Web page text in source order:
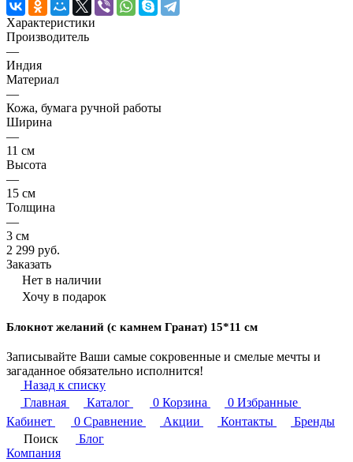
Характеристики
Производитель
—
Индия
Материал
—
Кожа, бумага ручной работы
Ширина
—
11 см
Высота
—
15 см
Толщина
—
3 см
2 299 руб.
Заказать
Нет в наличии
Хочу в подарок
Блокнот желаний (с камнем Гранат) 15*11 см
Записывайте Ваши самые сокровенные и смелые мечты и
загаданное обязательно исполнится!
Назад к списку
Главная
Каталог 0 Корзина 0 Избранные
Кабинет
0 Сравнение Акции Контакты
Бренды
Поиск
Блог
Компания